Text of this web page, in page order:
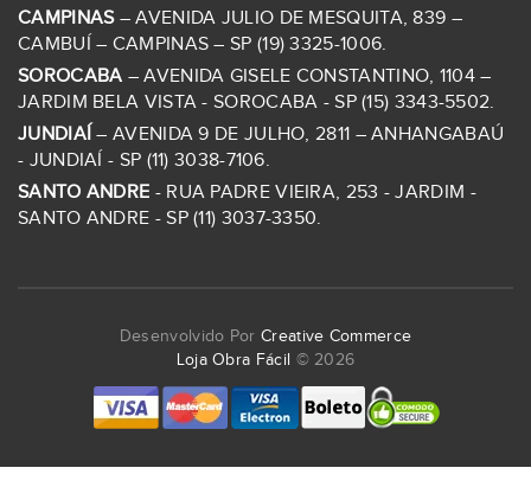
CAMPINAS– AVENIDA JULIO DE MESQUITA, 839 –
CAMBUÍ – CAMPINAS – SP (19) 3325-1006.
SOROCABA – AVENIDA GISELE CONSTANTINO, 1104 –
JARDIM BELA VISTA - SOROCABA - SP (15) 3343-5502.
JUNDIAÍ – AVENIDA 9 DE JULHO, 2811 – ANHANGABAÚ
- JUNDIAÍ - SP (11) 3038-7106.
SANTO ANDRE - RUA PADRE VIEIRA, 253 - JARDIM -
SANTO ANDRE - SP (11) 3037-3350.
Desenvolvido Por Creative Commerce
Loja Obra Fácil © 2026